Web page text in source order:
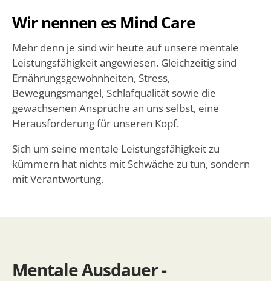
Wir nennen es Mind Care
Mehr denn je sind wir heute auf unsere mentale
Leistungsfähigkeit angewiesen. Gleichzeitig sind
Ernährungsgewohnheiten, Stress,
Bewegungsmangel, Schlafqualität sowie die
gewachsenen Ansprüche an uns selbst, eine
Herausforderung für unseren Kopf.
Sich um seine mentale Leistungsfähigkeit zu
kümmern hat nichts mit Schwäche zu tun, sondern
mit Verantwortung.
Mentale Ausdauer -